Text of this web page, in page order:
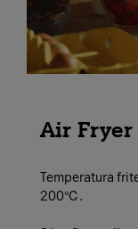
Air
Temperatura
200℃.